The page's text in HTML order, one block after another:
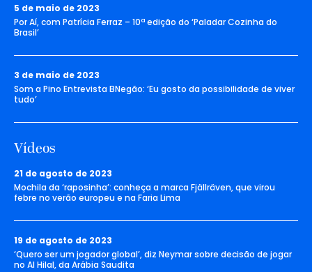
5 de maio de 2023
Por Aí, com Patrícia Ferraz – 10ª edição do ‘Paladar Cozinha do
Brasil’
3 de maio de 2023
Som a Pino Entrevista BNegão: ‘Eu gosto da possibilidade de viver
tudo’
Vídeos
21 de agosto de 2023
Mochila da ‘raposinha’: conheça a marca Fjällräven, que virou
febre no verão europeu e na Faria Lima
19 de agosto de 2023
‘Quero ser um jogador global’, diz Neymar sobre decisão de jogar
no Al Hilal, da Arábia Saudita